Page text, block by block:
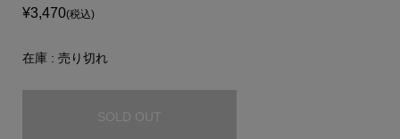
¥3,470(税込)
在庫 : 売り切れ
SOLD OUT